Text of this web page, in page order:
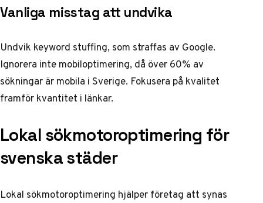
Vanliga misstag att undvika
Undvik keyword stuffing, som straffas av Google.
Ignorera inte mobiloptimering, då över 60% av
sökningar är mobila i Sverige. Fokusera på kvalitet
framför kvantitet i länkar.
Lokal sökmotoroptimering för
svenska städer
Lokal sökmotoroptimering hjälper företag att synas